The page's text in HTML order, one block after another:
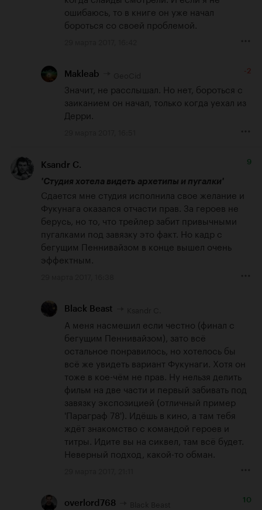
ошибаюсь, то в книге он уже начал
бороться со своей проблемой.
Makleab -2
Значит, не расслышал. Но нет, бороться с
заиканием он начал, только когда уехал из
Дерри.
Ksandr C. 9
'Студия хотела видеть архетипы и пугалки'
Сдается мне студия исполнила свое желание и
Фукунага оказался отчасти прав. За героев не
берусь, но то, что трейлер забит привычными
пугалками под завязку это факт. Но кадр с
бегущим Пеннивайзом в конце вышел очень
эффектным.
Black Beast
А меня насмешил если честно (финал с
бегущим Пеннивайзом), зато всё
остальное понравилось, но хотелось бы
всё же увидеть вариант Фукунаги. Хотя он
тоже в кое-чём не прав. Ну нельзя делить
фильм на две части и первый забивать под
завязку экспозицией (отличный пример
'Параграф 78'). Идёшь в кино, а там тебя
ждёт знакомство с командой героев и
титры. Идите вы на сиквел, там всё будет.
Неверный подход, какой-то обман.
overlord768 10